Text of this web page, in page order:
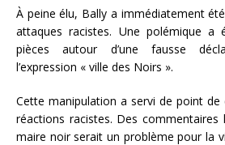
À peine élu, Bally a immédiatement
attaques racistes. Une polémique
pièces autour d’une fausse
l’expression « ville des Noirs ».
Cette manipulation a servi de point de
réactions racistes. Des commentaires
maire noir serait un problème pour la